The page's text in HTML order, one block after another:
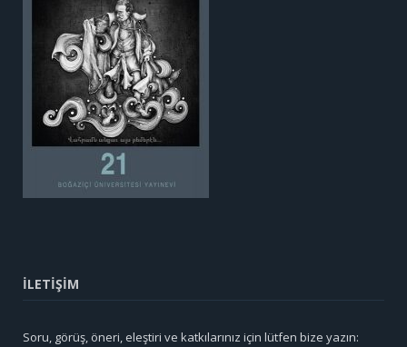
İLETİŞİM
Soru, görüş, öneri, eleştiri ve katkılarınız için lütfen bize yazın: